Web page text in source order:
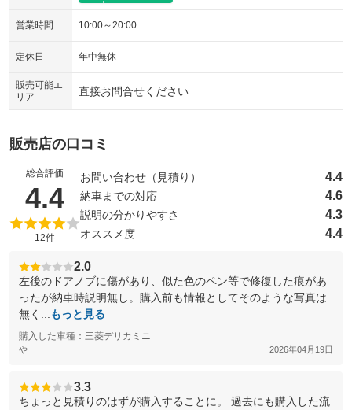
営業時間 10:00～20:00
定休日 年中無休
販売可能エ
リア
直接お問合せください
販売店の口コミ
総合評価
4.4（5点満点中）
12件
お問い合わせ（見積り） 4.4
納車までの対応 4.6
説明の分かりやすさ 4.3
オススメ度 4.4
2.0
左後のドアノブに傷があり、似た色のペン等で修復した痕があ
ったが納車時説明無し。購入前も情報としてそのような写真は
無く...
もっと見る
購入した車種：三菱デリカミニ
や 2026年04月19日
3.3
ちょっと見積りのはずが購入することに。 過去にも購入した流